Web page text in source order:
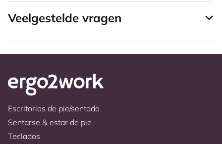
Veelgestelde vragen
Escritorios de pie/sentado
Sentarse & estar de pie
Teclados